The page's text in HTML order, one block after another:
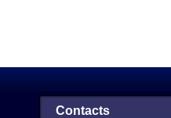
Contacts